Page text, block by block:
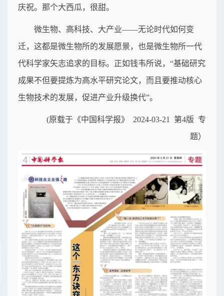
庆祝。那个大西瓜，很甜。
微生物、高科技、大产业——无论时代如何变
迁，这都是微生物所的发展愿景，也是微生物所一代
代科学家矢志追求的目标。正如钱韦所说，“基础研究
成果不但要提炼为高水平研究论文，而且要推动核心
生物技术的发展，促进产业升级换代”。
(原载于《中国科学报》 2024-03-21 第4版 专
题）